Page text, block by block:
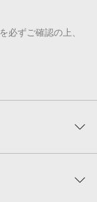
必ずご確認の上、